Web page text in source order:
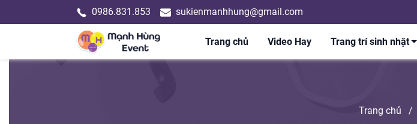
0986.831.853 sukienmanhhung@gmail.com
Trang chủ Video Hay Trang trí sinh nhật
Trang chủ /